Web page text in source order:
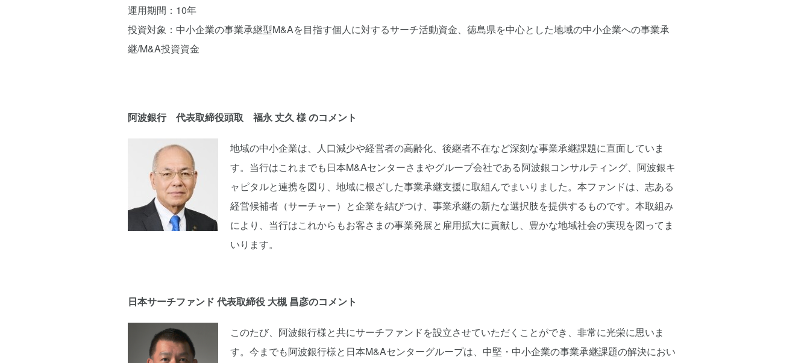
運用期間：10年
投資対象：中小企業の事業承継型M&Aを目指す個人に対するサーチ活動資金、徳島県を中心とした地域の中小企業への事業承
継/M&A投資資金
阿波銀行 代表取締役頭取 福永 丈久 様 のコメント
地域の中小企業は、人口減少や経営者の高齢化、後継者不在など深刻な事業承継課題に直面していま
す。当行はこれまでも日本M&Aセンターさまやグループ会社である阿波銀コンサルティング、阿波銀キ
ャピタルと連携を図り、地域に根ざした事業承継支援に取組んでまいりました。本ファンドは、志ある
経営候補者（サーチャー）と企業を結びつけ、事業承継の新たな選択肢を提供するものです。本取組み
により、当行はこれからもお客さまの事業発展と雇用拡大に貢献し、豊かな地域社会の実現を図ってま
いります。
日本サーチファンド 代表取締役 大槻 昌彦のコメント
このたび、阿波銀行様と共にサーチファンドを設立させていただくことができ、非常に光栄に思いま
す。今までも阿波銀行様と日本M&Aセンターグループは、中堅・中小企業の事業承継課題の解決におい